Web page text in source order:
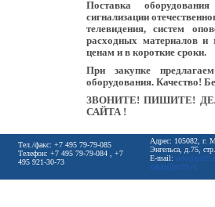
Поставка
сигнализации
телевидения, систем
расходных материалов и
ценам и в короткие сроки.
При закупке
оборудования. Качество!
ЗВОНИТЕ! ПИШИТЕ!
САЙТА !
Тел./факс: +7 495 79-79-085
Телефон: +7 495 79-79-084 , +7
495 921-30-73
Адрес: 105082, г.
Энгельса, д.75,
E-mail:
zakaz@ps99.ru